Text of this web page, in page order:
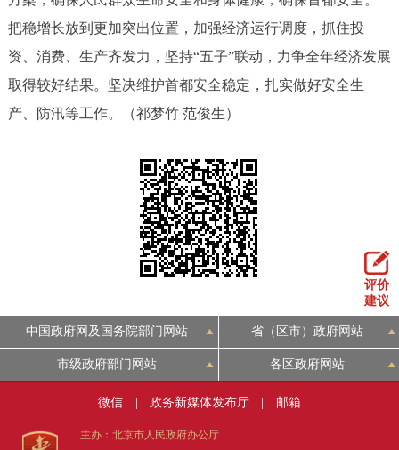
把稳增长放到更加突出位置，加强经济运行调度，抓住投
资、消费、生产齐发力，坚持“五子”联动，力争全年经济发展
取得较好结果。坚决维护首都安全稳定，扎实做好安全生
产、防汛等工作。（祁梦竹 范俊生）
评价
建议
中国政府网及国务院部门网站 省（区市）政府网站
市级政府部门网站 各区政府网站
微信 政务新媒体发布厅 邮箱
主办：北京市人民政府办公厅